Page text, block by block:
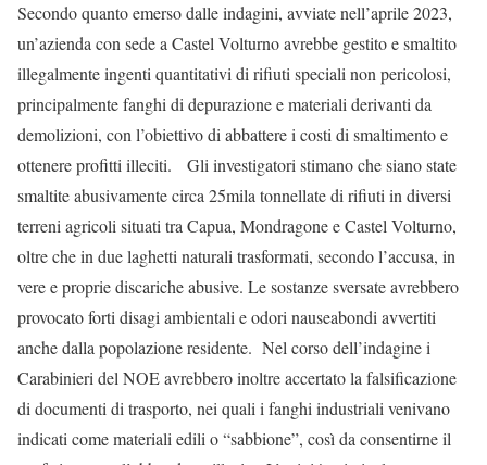
Secondo quanto emerso dalle indagini, avviate nell’aprile 2023,
un’azienda con sede a Castel Volturno avrebbe gestito e smaltito
illegalmente ingenti quantitativi di rifiuti speciali non pericolosi,
principalmente fanghi di depurazione e materiali derivanti da
demolizioni, con l’obiettivo di abbattere i costi di smaltimento e
ottenere profitti illeciti. Gli investigatori stimano che siano state
smaltite abusivamente circa 25mila tonnellate di rifiuti in diversi
terreni agricoli situati tra Capua, Mondragone e Castel Volturno,
oltre che in due laghetti naturali trasformati, secondo l’accusa, in
vere e proprie discariche abusive. Le sostanze sversate avrebbero
provocato forti disagi ambientali e odori nauseabondi avvertiti
anche dalla popolazione residente. Nel corso dell’indagine i
Carabinieri del NOE avrebbero inoltre accertato la falsificazione
di documenti di trasporto, nei quali i fanghi industriali venivano
indicati come materiali edili o “sabbione”, così da consentirne il